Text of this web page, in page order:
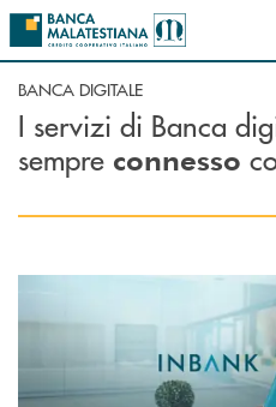
Salta al contenuto principale
BANCA DIGITALE
I servizi di Banca
sempre connesso